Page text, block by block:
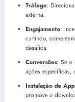
Tráfego:
externa.
Engajamento:
curtindo,
desafios.
Conversões: Se o
ações específicas,
Instalação de
promove o